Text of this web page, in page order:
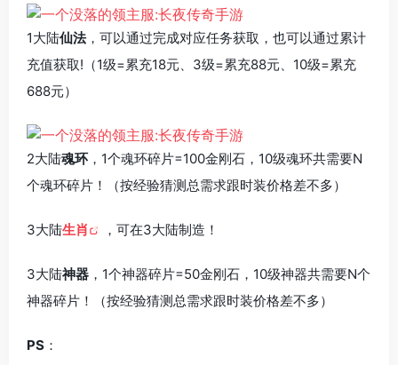
1大陆仙法，可以通过完成对应任务获取，也可以通过累计
充值获取!（1级=累充18元、3级=累充88元、10级=累充
688元）
2大陆魂环，1个魂环碎片=100金刚石，10级魂环共需要N
个魂环碎片！（按经验猜测总需求跟时装价格差不多）
3大陆生肖 ，可在3大陆制造！
3大陆神器 ，1个神器碎片=50金刚石，10级神器共需要N个
神器碎片！（按经验猜测总需求跟时装价格差不多）
PS ：